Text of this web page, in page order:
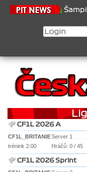
Šampionát
CF1L 2026 A
CF1L_BRITANIEServer 1
trénink 2:00
Hráčů: 0 / 45
CF1L 2026 Sprint